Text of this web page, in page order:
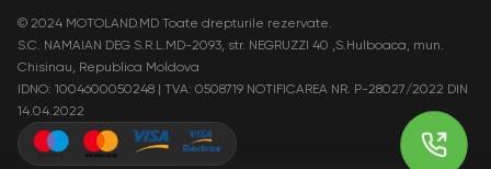
info@motoland.md
str. Pietrăriei 3A
E-MAIL
service@motoland.md
ADRESA
© 2024 MOTOLAND.MD Toate drepturile rezervate.
S.C. NAMAIAN DEG S.R.L.MD-2093, str. NEGRUZZI 40 ,S.Hulboaca, mun.
Chisinau, Republica Moldova
IDNO: 1004600050248 | TVA: 0508719 NOTIFICAREA NR. P-28027/2022 DIN
14.04.2022